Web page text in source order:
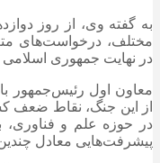
به گفته وی، از روز
مختلف، درخواست‌های
در نهایت جمهوری
معاون اول رئیس‌جمهور
از این جنگ، نقاط ضعف
در حوزه علم و فناوری،
پیشرفت‌هایی معادل